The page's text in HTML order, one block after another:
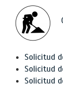
Solicitud
Solicitud
Solicitud